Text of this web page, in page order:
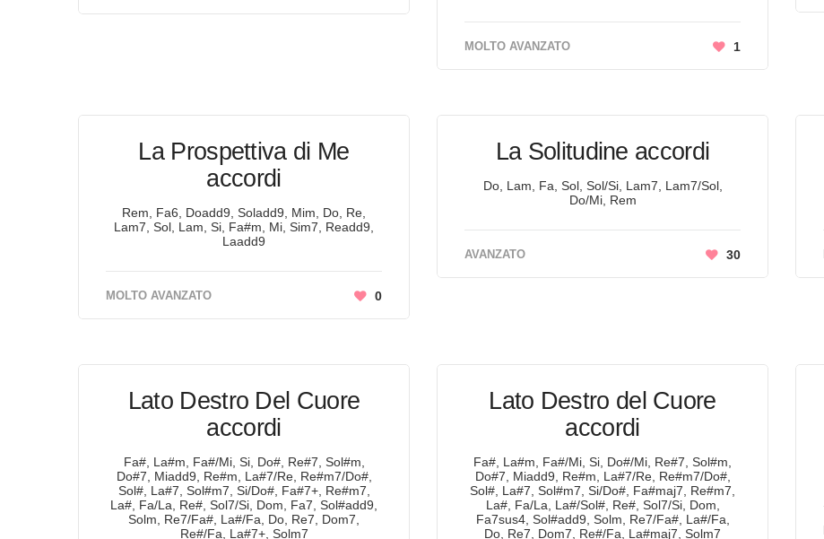
MOLTO AVANZATO 1
La Prospettiva di Me
accordi
Rem, Fa6, Doadd9, Soladd9, Mim, Do, Re,
Lam7, Sol, Lam, Si, Fa#m, Mi, Sim7, Readd9,
Laadd9
MOLTO AVANZATO 0
La Solitudine accordi
Do, Lam, Fa, Sol, Sol/Si, Lam7, Lam7/Sol,
Do/Mi, Rem
AVANZATO 30
Lato Destro Del Cuore
accordi
Fa#, La#m, Fa#/Mi, Si, Do#, Re#7, Sol#m,
Do#7, Miadd9, Re#m, La#7/Re, Re#m7/Do#,
Sol#, La#7, Sol#m7, Si/Do#, Fa#7+, Re#m7,
La#, Fa/La, Re#, Sol7/Si, Dom, Fa7, Sol#add9,
Solm, Re7/Fa#, La#/Fa, Do, Re7, Dom7,
Re#/Fa, La#7+, Solm7
Lato Destro del Cuore
accordi
Fa#, La#m, Fa#/Mi, Si, Do#/Mi, Re#7, Sol#m,
Do#7, Miadd9, Re#m, La#7/Re, Re#m7/Do#,
Sol#, La#7, Sol#m7, Si/Do#, Fa#maj7, Re#m7,
La#, Fa/La, La#/Sol#, Re#, Sol7/Si, Dom,
Fa7sus4, Sol#add9, Solm, Re7/Fa#, La#/Fa,
Do, Re7, Dom7, Re#/Fa, La#maj7, Solm7